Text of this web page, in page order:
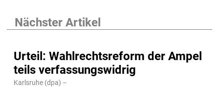
Nächster Artikel
Urteil: Wahlrechtsreform der Ampel
teils verfassungswidrig
Karlsruhe (dpa) –